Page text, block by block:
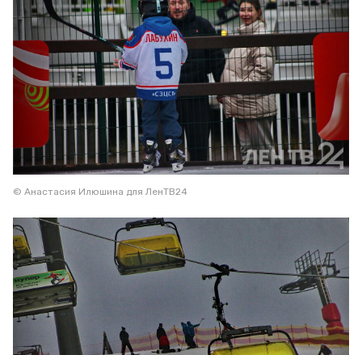
© Анастасия Илюшина для ЛенТВ24